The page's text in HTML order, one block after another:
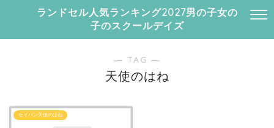
ランドセル人気ランキング2027男の子女の
子のスクールデイズ
― TAG ―
天使のはね
セイバン天使のはね